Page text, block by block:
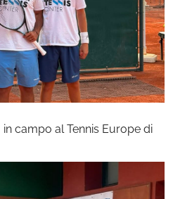
in campo al Tennis Europe di